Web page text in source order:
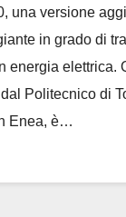
una versione
in grado di
energia elettrica.
Politecnico di
Enea, è…